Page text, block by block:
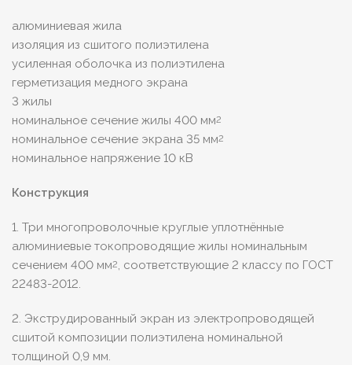
алюминиевая жила
изоляция из сшитого полиэтилена
усиленная оболочка из полиэтилена
герметизация медного экрана
3 жилы
номинальное сечение жилы 400 мм2
номинальное сечение экрана 35 мм2
номинальное напряжение 10 кВ
Конструкция
1. Три многопроволочные круглые уплотнённые
алюминиевые токопроводящие жилы номинальным
сечением 400 мм2, соответствующие 2 классу по ГОСТ
22483-2012.
2. Экструдированный экран из электропроводящей
сшитой композиции полиэтилена номинальной
толщиной 0,9 мм.